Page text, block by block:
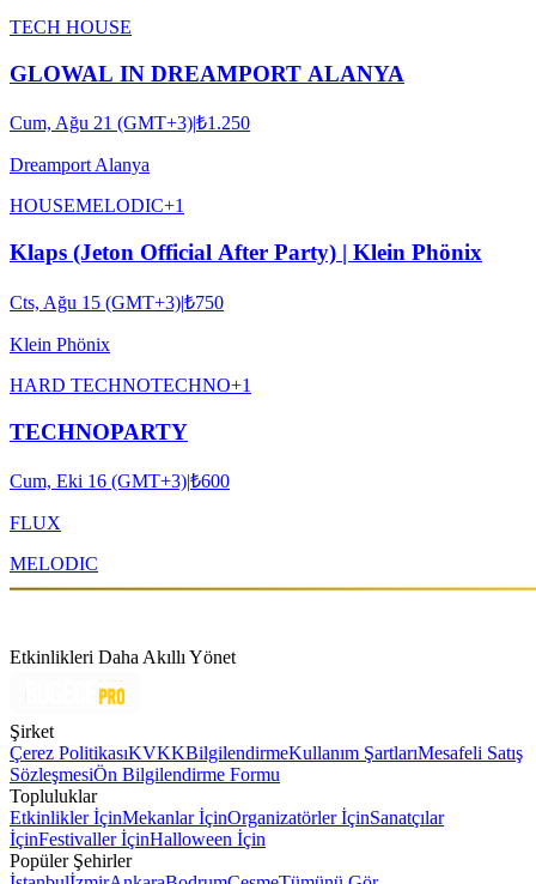
TECH HOUSE
GLOWAL IN DREAMPORT ALANYA
Cum, Ağu 21 (GMT+3)|₺1.250
Dreamport Alanya
HOUSEMELODIC+1
Klaps (Jeton Official After Party) | Klein Phönix
Cts, Ağu 15 (GMT+3)|₺750
Klein Phönix
HARD TECHNOTECHNO+1
TECHNOPARTY
Cum, Eki 16 (GMT+3)|₺600
FLUX
MELODIC
Etkinlikleri Daha Akıllı Yönet
Şirket
Çerez PolitikasıKVKKBilgilendirmeKullanım ŞartlarıMesafeli Satış
SözleşmesiÖn Bilgilendirme Formu
Topluluklar
Etkinlikler İçinMekanlar İçinOrganizatörler İçinSanatçılar
İçinFestivaller İçinHalloween İçin
Popüler Şehirler